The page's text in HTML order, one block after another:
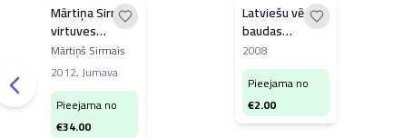
Mārtiņa Sirmā
virtuves
padomu
grāmata
Mārtiņš Sirmais
2012,Jumava
Pieejama no
€34.00
Latviešu vēdera
baudas
Lieldienās
2008
Pieejama no
€2.00